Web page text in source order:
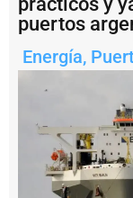
c
i
o
d
puertos
Energía,